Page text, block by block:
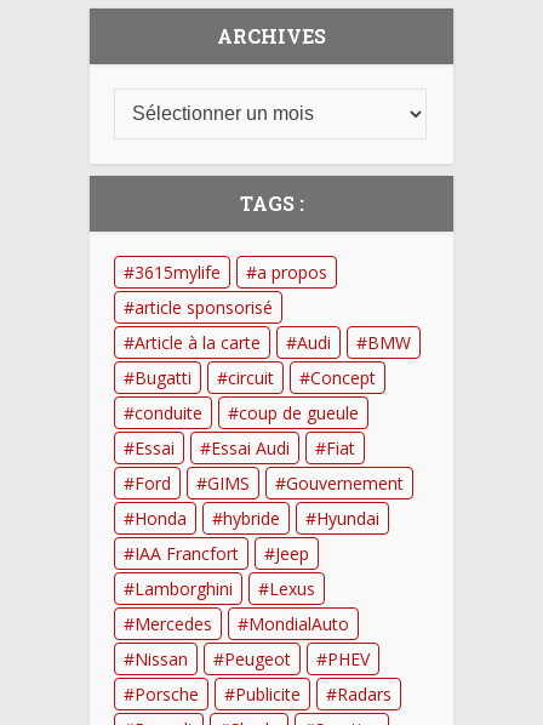
ARCHIVES
TAGS :
3615mylife
a propos
article sponsorisé
Article à la carte
Audi
BMW
Bugatti
circuit
Concept
conduite
coup de gueule
Essai
Essai Audi
Fiat
Ford
GIMS
Gouvernement
Honda
hybride
Hyundai
IAA Francfort
Jeep
Lamborghini
Lexus
Mercedes
MondialAuto
Nissan
Peugeot
PHEV
Porsche
Publicite
Radars